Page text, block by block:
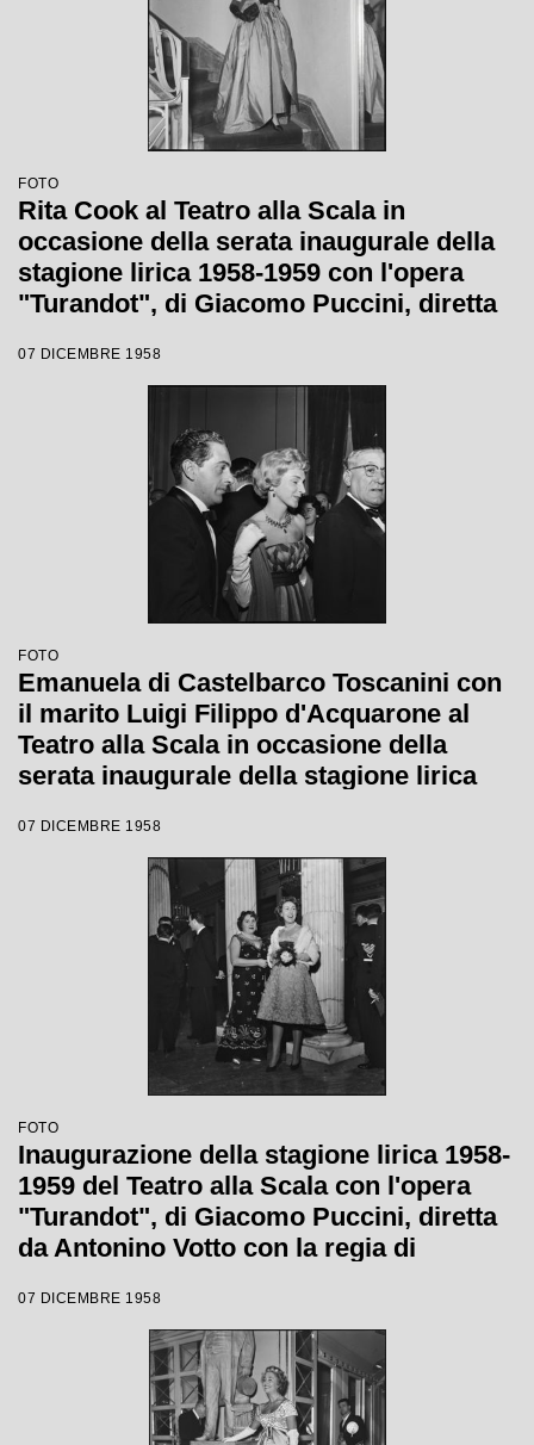
FOTO
Rita Cook al Teatro alla Scala in
occasione della serata inaugurale della
stagione lirica 1958-1959 con l'opera
"Turandot", di Giacomo Puccini, diretta
Margherita Wallmann
07 DICEMBRE 1958
FOTO
Emanuela di Castelbarco Toscanini con
il marito Luigi Filippo d'Acquarone al
Teatro alla Scala in occasione della
serata inaugurale della stagione lirica
Giacomo Puccini, diretta da Antonino
Votto con la regia di Margherita
07 DICEMBRE 1958
FOTO
Inaugurazione della stagione lirica 1958-
1959 del Teatro alla Scala con l'opera
"Turandot", di Giacomo Puccini, diretta
da Antonino Votto con la regia di
07 DICEMBRE 1958